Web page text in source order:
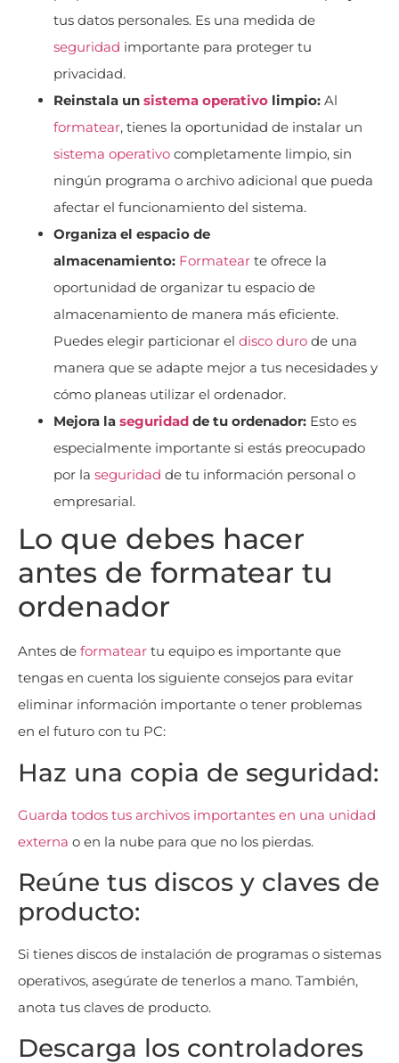
tus datos personales. Es una medida de
seguridad importante para proteger tu
privacidad.
Reinstala un sistema operativo limpio: Al
formatear, tienes la oportunidad de instalar un
sistema operativo completamente limpio, sin
ningún programa o archivo adicional que pueda
afectar el funcionamiento del sistema.
Organiza el espacio de
almacenamiento: Formatear te ofrece la
oportunidad de organizar tu espacio de
almacenamiento de manera más eficiente.
Puedes elegir particionar el disco duro de una
manera que se adapte mejor a tus necesidades y
cómo planeas utilizar el ordenador.
Mejora la seguridad de tu ordenador: Esto es
especialmente importante si estás preocupado
por la seguridad de tu información personal o
empresarial.
Lo que debes hacer
antes de formatear tu
ordenador
Antes de formatear tu equipo es importante que
tengas en cuenta los siguiente consejos para evitar
eliminar información importante o tener problemas
en el futuro con tu PC:
Haz una copia de seguridad:
Guarda todos tus archivos importantes en una unidad
externa o en la nube para que no los pierdas.
Reúne tus discos y claves de
producto:
Si tienes discos de instalación de programas o sistemas
operativos, asegúrate de tenerlos a mano. También,
anota tus claves de producto.
Descarga los controladores